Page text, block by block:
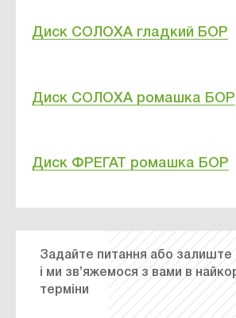
Диск СОЛОХА гладкий БОР
Диск СОЛОХА ромашка БОР
Диск ФРЕГАТ ромашка БОР
Задайте питання або залиште
і ми зв’яжемося з вами в
терміни